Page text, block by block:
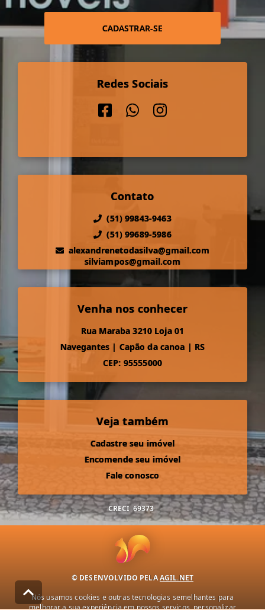
CADASTRAR-SE
Redes Sociais
Contato
(51) 99843-9463
(51) 99689-5986
alexandrenetodasilva@gmail.com
silviampos@gmail.com
Venha nos conhecer
Rua Maraba 3210 Loja 01
Navegantes | Capão da canoa | RS
CEP: 95555000
Veja também
Cadastre seu imóvel
Encomende seu imóvel
Fale conosco
CRECI 69373
© DESENVOLVIDO PELAAGIL.NET
Nós usamos cookies e outras tecnologias semelhantes para
melhorar a sua experiência em nossos serviços, personalizar